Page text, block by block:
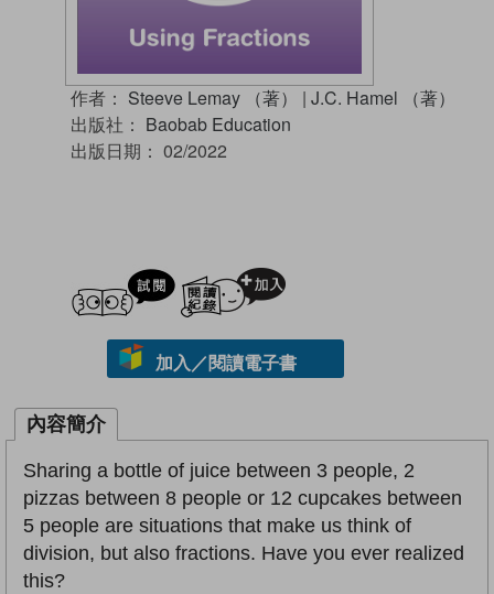
作者： Steeve Lemay （著） | J.C. Hamel （著）
出版社： Baobab Education
出版日期： 02/2022
試閲
加入／閱讀電子書
內容簡介
Sharing a bottle of juice between 3 people, 2
pizzas between 8 people or 12 cupcakes between
5 people are situations that make us think of
division, but also fractions. Have you ever realized
this?